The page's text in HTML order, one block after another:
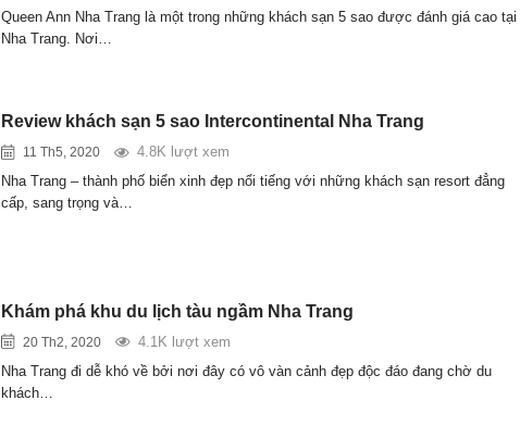
Queen Ann Nha Trang là một trong những khách sạn 5 sao được đánh giá cao tại
Nha Trang. Nơi…
Review khách sạn 5 sao Intercontinental Nha Trang
11 Th5, 2020
4.8K lượt xem
Nha Trang – thành phố biển xinh đẹp nổi tiếng với những khách sạn resort đẳng
cấp, sang trọng và…
Khám phá khu du lịch tàu ngầm Nha Trang
20 Th2, 2020
4.1K lượt xem
Nha Trang đi dễ khó về bởi nơi đây có vô vàn cảnh đẹp độc đáo đang chờ du
khách…